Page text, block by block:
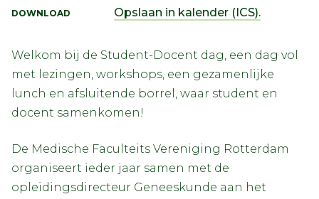
DOWNLOAD Opslaan in kalender (ICS).
Welkom bij de Student-Docent dag, een dag vol
met lezingen, workshops, een gezamenlijke
lunch en afsluitende borrel, waar student en
docent samenkomen!
De Medische Faculteits Vereniging Rotterdam
organiseert ieder jaar samen met de
opleidingsdirecteur Geneeskunde aan het